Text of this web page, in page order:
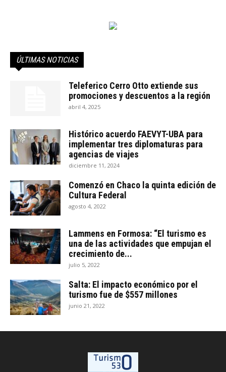
ÚLTIMAS NOTICIAS
Teleferico Cerro Otto extiende sus
promociones y descuentos a la región
abril 4, 2025
Histórico acuerdo FAEVYT-UBA para
implementar tres diplomaturas para
agencias de viajes
diciembre 11, 2024
Comenzó en Chaco la quinta edición de
Cultura Federal
agosto 4, 2022
Lammens en Formosa: “El turismo es
una de las actividades que empujan el
crecimiento de...
julio 5, 2022
Salta: El impacto económico por el
turismo fue de $557 millones
junio 21, 2022